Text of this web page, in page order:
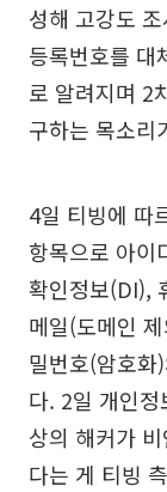
성해 고강도
등록번호를 대
로 알려지며 2
구하는 목소리
4일 티빙에 따
항목으로 아이
확인정보(DI),
메일(도메인
밀번호(암호화
다. 2일 개인
상의 해커가
다는 게 티빙